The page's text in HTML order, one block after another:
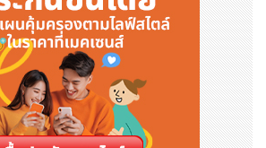
– มหาวิทยาลัยเก่าแก่ชื่อดั
ดนิยมของนักศึกษาไทยหลายคนที่พยาย
ดับปริญญาโท แต่การทำ MOU ครั้งนี้ F
ารเข้าเรียนต่อใน University of Leic
ตั้งแต่ระดับปริญญาตรี ถือเป็นการเปิดโ